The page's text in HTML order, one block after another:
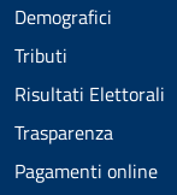
Demografici
Tributi
Risultati Elettorali
Trasparenza
Pagamenti online